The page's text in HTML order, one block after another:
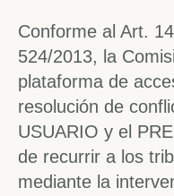
Conforme al Art.
524/2013, la
plataforma de
resolución de
USUARIO y el
de recurrir a los
mediante la